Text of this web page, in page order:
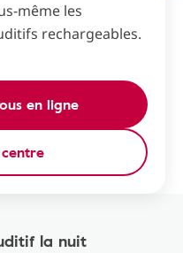
même les
rechargeables.
en ligne
la nuit